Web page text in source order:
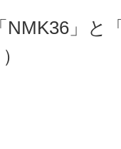
NMK36」と